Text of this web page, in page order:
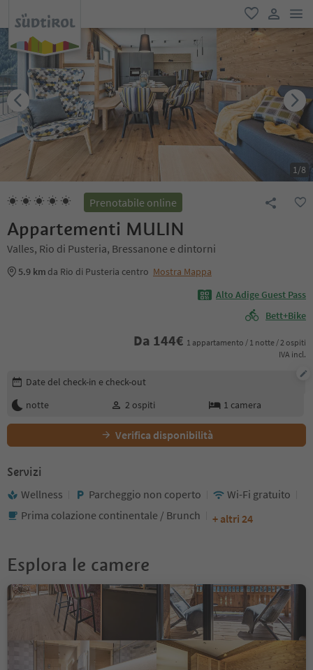
favoriti
user link
1/8
Prenotabile online
Appartementi MULIN
Valles, Rio di Pusteria, Bressanone e dintorni
5.9 km da Rio di Pusteria centro Mostra Mappa
Alto Adige Guest Pass
Bett+Bike
Da 144€ 1 appartamento / 1 notte / 2 ospiti
IVA incl.
Modifica i dettagli della prenotazione
Date del check-in e check-out
notte
2 ospiti 1 camera
Verifica disponibilità
Servizi
Wellness Parcheggio non coperto
Wi-Fi gratuito
Prima colazione continentale / Brunch
+ altri 24
Esplora le camere